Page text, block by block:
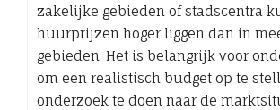
zakelijke gebieden of stadscentra
huurprijzen hoger liggen dan in
gebieden. Het is belangrijk voor
om een realistisch budget op te
onderzoek te doen naar de